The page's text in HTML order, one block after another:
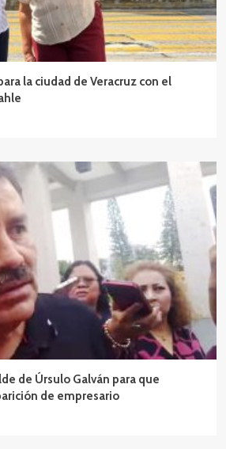
la ciudad de Veracruz con el
de Úrsulo Galván para que
de empresario